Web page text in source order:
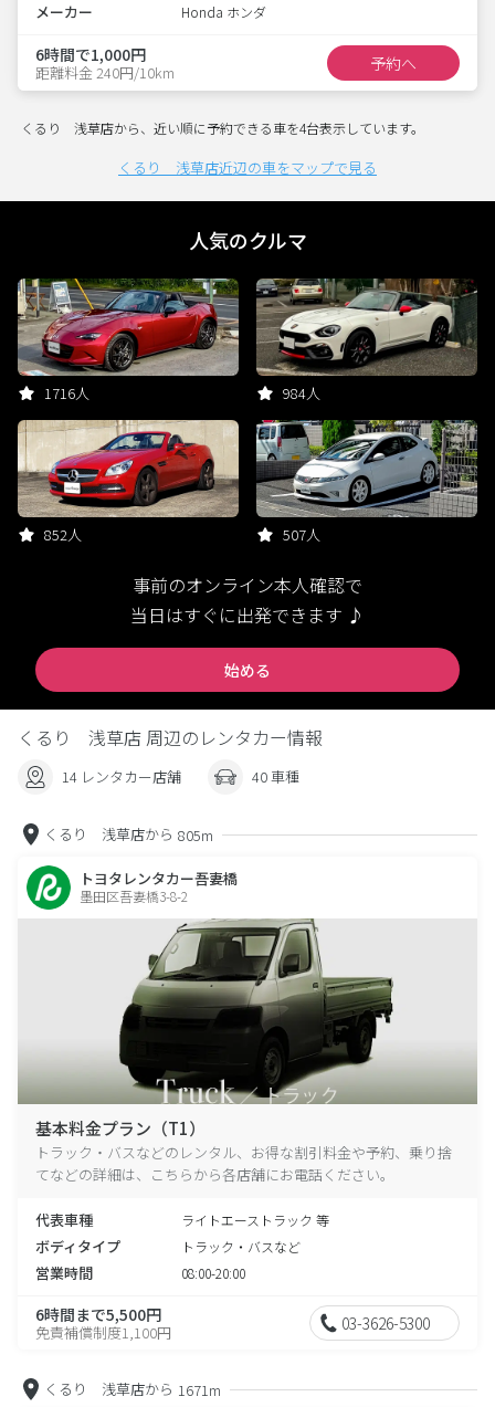
メーカー Honda ホンダ
6時間で1,000円
距離料金 240円/10km 予約へ
くるり 浅草店から、近い順に予約できる車を4台表示しています。
くるり 浅草店近辺の車をマップで見る
人気のクルマ
1716人 984人
852人 507人
事前のオンライン本人確認で
当日はすぐに出発できます ♪
始める
くるり 浅草店 周辺のレンタカー情報
14 レンタカー店舗 40 車種
くるり 浅草店から 805m
トヨタレンタカー吾妻橋
墨田区吾妻橋3-8-2
基本料金プラン（T1）
トラック・バスなどのレンタル、お得な割引料金や予約、乗り捨
てなどの詳細は、こちらから各店舗にお電話ください。
代表車種 ライトエーストラック 等
ボディタイプ トラック・バスなど
営業時間 08:00-20:00
6時間まで5,500円
免責補償制度1,100円 03-3626-5300
くるり 浅草店から 1671m